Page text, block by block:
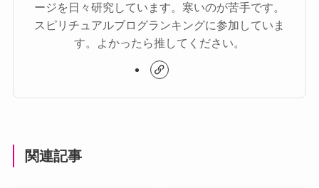
ージを日々研究しています。寒いのが苦手です。
スピリチュアルブログランキングに参加していま
す。よかったら推してください。
関連記事